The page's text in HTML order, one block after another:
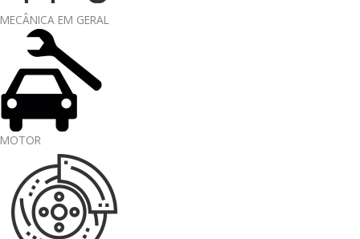
MECÂNICA EM GERAL
MOTOR